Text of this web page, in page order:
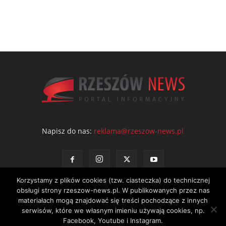
Napisz do nas: reklama@rzeszow-news.pl
Kontakt Polityka prywatności Regulamin portalu
Korzystamy z plików cookies (tzw. ciasteczka) do technicznej
obsługi strony rzeszow-news.pl. W publikowanych przez nas
materiałach mogą znajdować się treści pochodzące z innych
serwisów, które we własnym imieniu używają cookies, np.
Facebook, Youtube i Instagram.